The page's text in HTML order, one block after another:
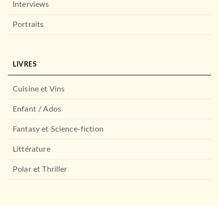
Interviews
Portraits
LIVRES
Cuisine et Vins
Enfant / Ados
Fantasy et Science-fiction
Littérature
Polar et Thriller